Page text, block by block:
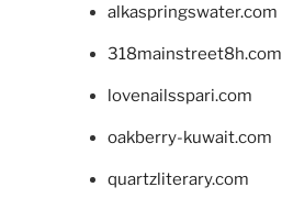
alkaspringswater.com
318mainstreet8h.com
lovenailsspari.com
oakberry-kuwait.com
quartzliterary.com